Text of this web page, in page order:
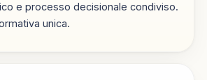
e processo decisionale condiviso.
unica.